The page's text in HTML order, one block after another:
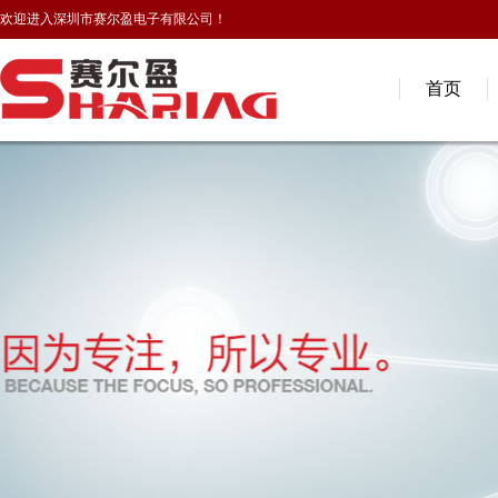
欢迎进入深圳市赛尔盈电子有限公司！
首页